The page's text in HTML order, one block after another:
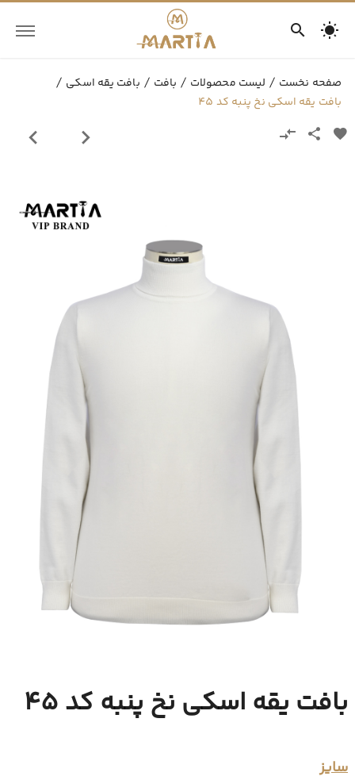
صفحه نخست لیست محصولات بافت
بافت یقه اسکی
بافت یقه اسکی نخ پنبه کد 45
بافت یقه اسکی نخ پنبه کد 45
سایز